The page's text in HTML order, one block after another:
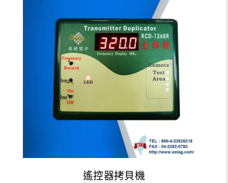
遙控器拷貝機